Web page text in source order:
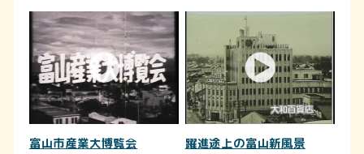
富山市産業大博覧会 躍進途上の富山新風景